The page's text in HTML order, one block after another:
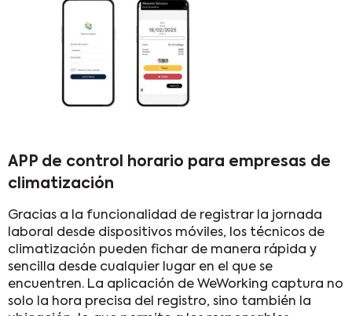
APP de control horario para empresas de
climatización
Gracias a la funcionalidad de registrar la jornada
laboral desde dispositivos móviles, los técnicos de
climatización pueden fichar de manera rápida y
sencilla desde cualquier lugar en el que se
encuentren. La aplicación de WeWorking captura no
solo la hora precisa del registro, sino también la